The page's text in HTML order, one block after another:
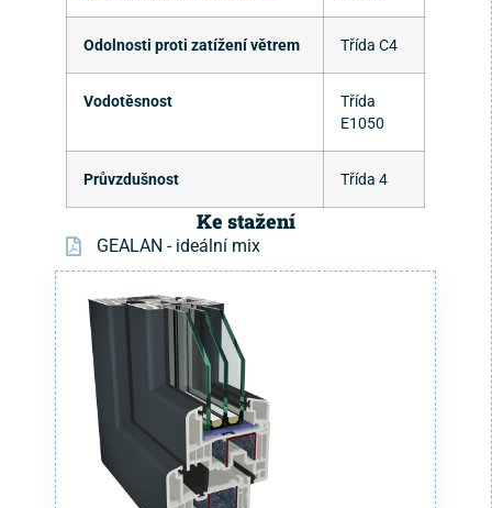
Odolnosti proti zatížení větrem Třída C4
Vodotěsnost
Třída
E1050
Průvzdušnost Třída 4
Ke stažení
GEALAN - ideální mix